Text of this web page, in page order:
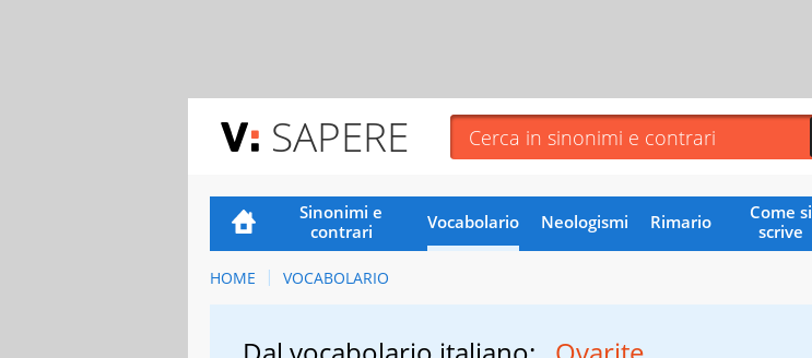
SAPERE
Sinonimi e
contrari
Vocabolario Neologismi Rimario
Come si
scrive
HOME VOCABOLARIO